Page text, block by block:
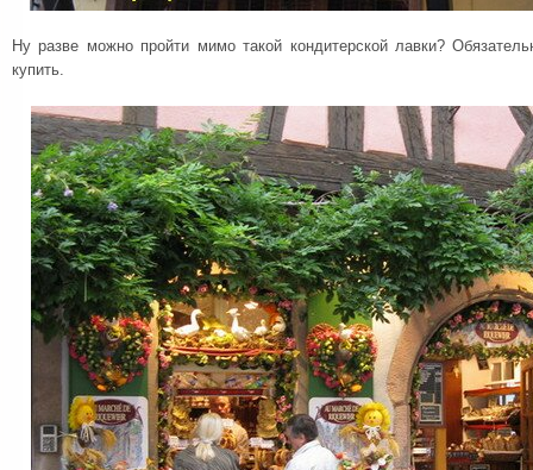
Ну разве можно пройти мимо такой кондитерской лавки?
купить.